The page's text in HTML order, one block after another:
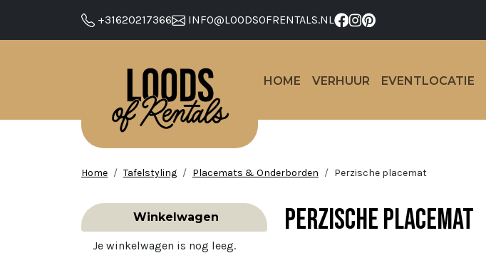
+31620217366 INFO@LOODSOFRENTALS.NL
HOME VERHUUR EVENTLOCATIE
Home Tafelstyling Placemats & Onderborden Perzische placemat
Winkelwagen
Je winkelwagen is nog leeg.
Perzische placemat